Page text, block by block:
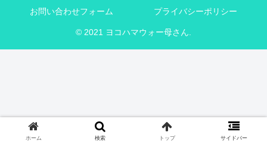
お問い合わせフォーム プライバシーポリシー
© 2021 ヨコハマウォー母さん.
ホーム 検索 トップ サイドバー